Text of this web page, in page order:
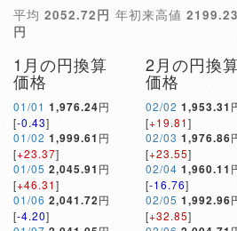
平均 2052.72円 年初来高値
円
1月の円換算
価格
01/01 1,976.24円
[-0.43]
01/02 1,999.61 円
[+23.37]
01/05 2,045.91 円
[+46.31]
01/06 2,041.72円
[-4.20]
2月の円換
価格
02/02 1,953.31
[+19.81]
02/03 1,976.86
[+23.55]
02/04 1,960.11
[-16.76]
02/05 1,992.96
[+32.85]